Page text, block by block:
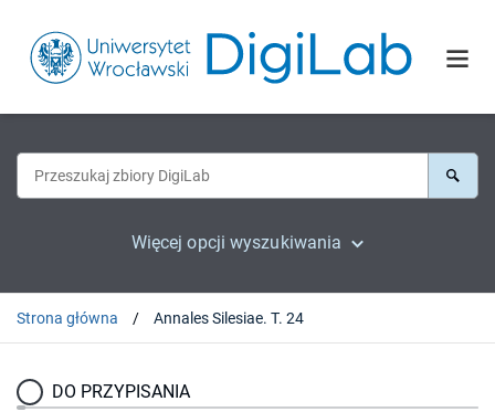
Więcej opcji wyszukiwania
Strona główna Annales Silesiae. T. 24
DO PRZYPISANIA